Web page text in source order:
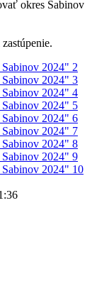
okres Sabinov